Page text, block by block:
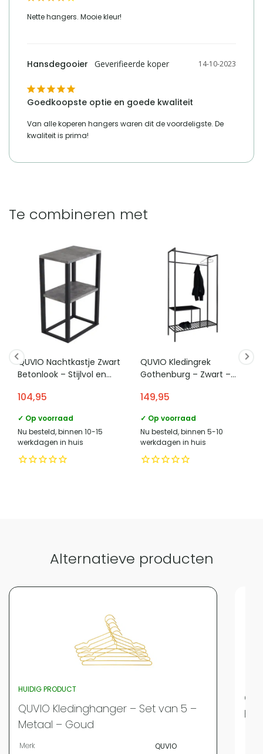
Nette hangers. Mooie kleur!
14-10-2023
Hansdegooier
Goedkoopste optie en goede kwaliteit
Van alle koperen hangers waren dit de voordeligste. De
kwaliteit is prima!
Te combineren met
QUVIO Nachtkastje Zwart
Betonlook – Stijlvol en
104,95
✓ Op voorraad
Nu besteld, binnen 10-15
werkdagen in huis
QUVIO Kledingrek
Gothenburg – Zwart –
149,95
✓ Op voorraad
Nu besteld, binnen 5-10
werkdagen in huis
Alternatieve producten
HUIDIG PRODUCT
QUVIO Kledinghanger – Set van 5 –
Metaal – Goud
Merk
QUVIO